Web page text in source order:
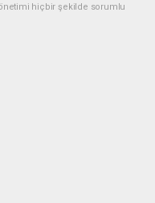
hiçbir şekilde sorumlu